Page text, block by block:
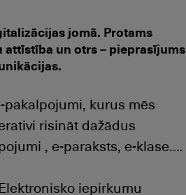
jomā. Protams
un otrs – pieprasījums
kurus mēs
risināt dažādus
, e-paraksts, e-klase….
iepirkumu